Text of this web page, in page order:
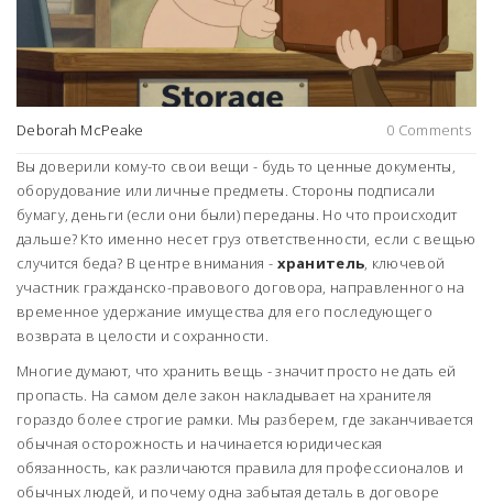
Deborah McPeake
0 Comments
Вы доверили кому-то свои вещи - будь то ценные документы,
оборудование или личные предметы. Стороны подписали
бумагу, деньги (если они были) переданы. Но что происходит
дальше? Кто именно несет груз ответственности, если с вещью
случится беда? В центре внимания - хранитель, ключевой
участник гражданско-правового договора, направленного на
временное удержание имущества для его последующего
возврата в целости и сохранности.
Многие думают, что хранить вещь - значит просто не дать ей
пропасть. На самом деле закон накладывает на хранителя
гораздо более строгие рамки. Мы разберем, где заканчивается
обычная осторожность и начинается юридическая
обязанность, как различаются правила для профессионалов и
обычных людей, и почему одна забытая деталь в договоре